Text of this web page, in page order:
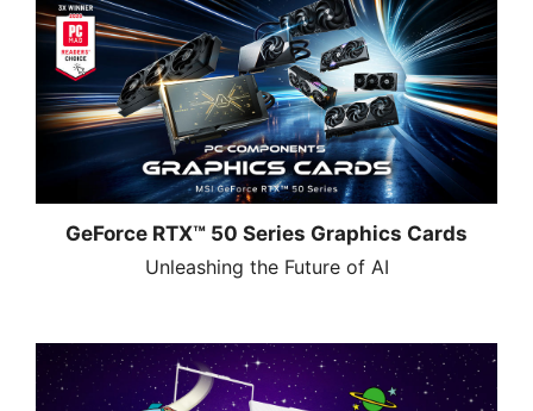
GeForce RTX™ 50 Series Graphics Cards
Unleashing the Future of AI